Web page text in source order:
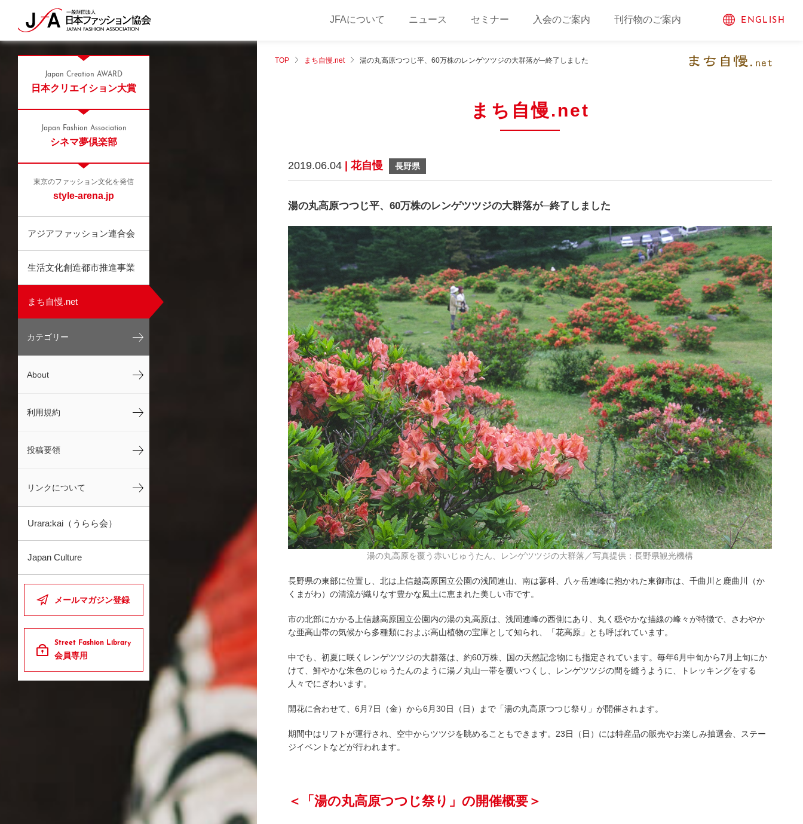
JFAについて ニュース セミナー 入会のご案内 刊行物のご案内 ENGLISH
Japan Creation AWARD
日本クリエイション大賞
Japan Fashion Association
シネマ夢倶楽部
東京のファッション文化を発信
style-arena.jp
アジアファッション連合会
生活文化創造都市推進事業
まち自慢.net
カテゴリー
About
利用規約
投稿要領
リンクについて
Urara:kai（うらら会）
Japan Culture
メールマガジン登録
Street Fashion Library
会員専用
TOP まち自慢.net 湯の丸高原つつじ平、60万株のレンゲツツジの大群落が─終了しました
まち自慢.net
2019.06.04 | 花自慢 長野県
湯の丸高原つつじ平、60万株のレンゲツツジの大群落が─終了しました
湯の丸高原を覆う赤いじゅうたん、レンゲツツジの大群落／写真提供：長野県観光機構
長野県の東部に位置し、北は上信越高原国立公園の浅間連山、南は蓼科、八ヶ岳連峰に抱かれた東御市は、千曲川と鹿曲川（か
くまがわ）の清流が織りなす豊かな風土に恵まれた美しい市です。
市の北部にかかる上信越高原国立公園内の湯の丸高原は、浅間連峰の西側にあり、丸く穏やかな描線の峰々が特徴で、さわやか
な亜高山帯の気候から多種類におよぶ高山植物の宝庫として知られ、「花高原」とも呼ばれています。
中でも、初夏に咲くレンゲツツジの大群落は、約60万株、国の天然記念物にも指定されています。毎年6月中旬から7月上旬にか
けて、鮮やかな朱色のじゅうたんのように湯ノ丸山一帯を覆いつくし、レンゲツツジの間を縫うように、トレッキングをする
人々でにぎわいます。
開花に合わせて、6月7日（金）から6月30日（日）まで「湯の丸高原つつじ祭り」が開催されます。
期間中はリフトが運行され、空中からツツジを眺めることもできます。23日（日）には特産品の販売やお楽しみ抽選会、ステー
ジイベントなどが行われます。
＜「湯の丸高原つつじ祭り」の開催概要＞